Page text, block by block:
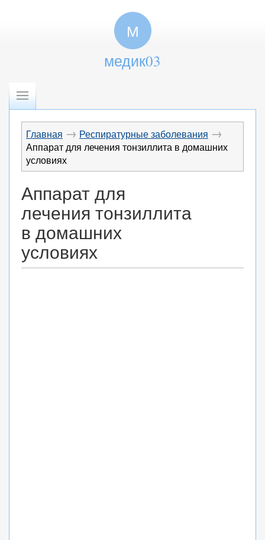
М
медик03
Главная → Респиратурные заболевания →
Аппарат для лечения тонзиллита в домашних
условиях
Аппарат для
лечения тонзиллита
в домашних
условиях